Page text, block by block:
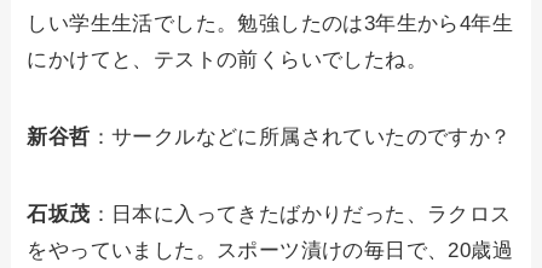
しい学生生活でした。勉強したのは3年生から4年生
にかけてと、テストの前くらいでしたね。
新谷哲 ：サークルなどに所属されていたのですか？
石坂茂 ：日本に入ってきたばかりだった、ラクロス
をやっていました。スポーツ漬けの毎日で、20歳過